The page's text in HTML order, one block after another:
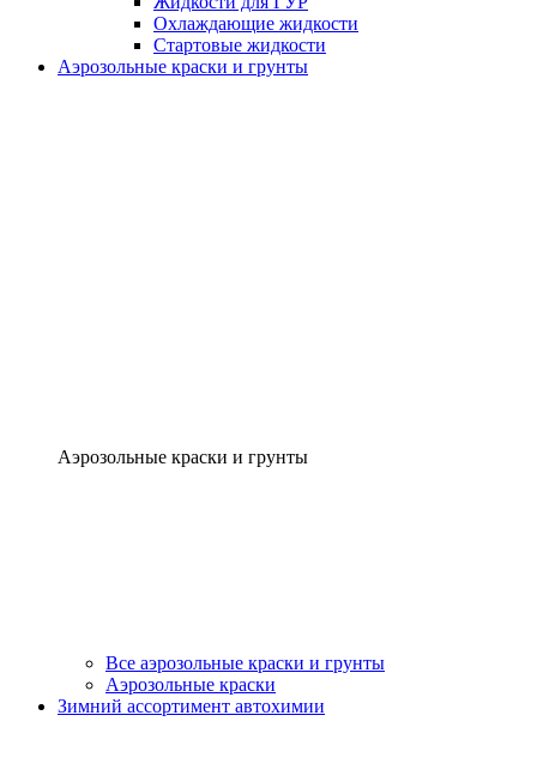
Охлаждающие жидкости
Стартовые жидкости
Аэрозольные краски и грунты
Аэрозольные краски и грунты
Все аэрозольные краски и грунты
Аэрозольные краски
Зимний ассортимент автохимии